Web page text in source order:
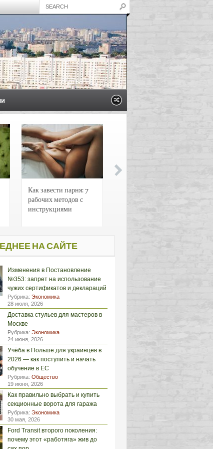
Как завести парня: 7
рабочих методов с
инструкциями
НА САЙТЕ
Изменения в Постановление
№353: запрет на использование
чужих сертификатов и деклараций
Рубрика: Экономика
28 июля, 2026
Доставка стульев для мастеров в
Москве
Рубрика: Экономика
24 июня, 2026
Учёба в Польше для украинцев в
2026 — как поступить и начать
обучение в ЕС
Рубрика: Общество
19 июня, 2026
Как правильно выбрать и купить
секционные ворота для гаража
Рубрика: Экономика
30 мая, 2026
Ford Transit второго поколения:
почему этот «работяга» жив до